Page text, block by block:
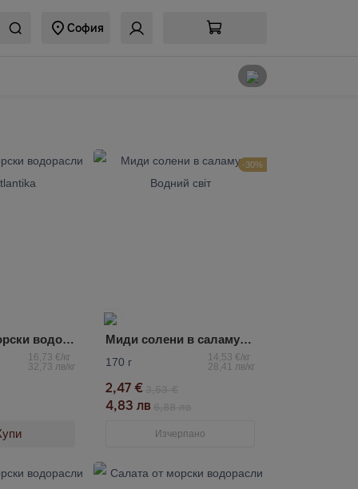
София
Салата от морски водорасли Чука Atlantika
16,73 €/кг
32,73 лв/кг
-30%
Миди солени в саламура Водний свiт
170 г
14,53 €/кг
28,41 лв/кг
2,47 €
4,83 лв
Изчерпано